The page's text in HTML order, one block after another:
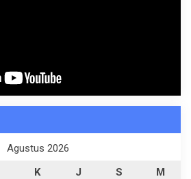
Agustus 2026
K J S
M